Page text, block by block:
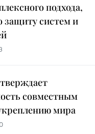
подхода,
защиту систем и
совместным
мира